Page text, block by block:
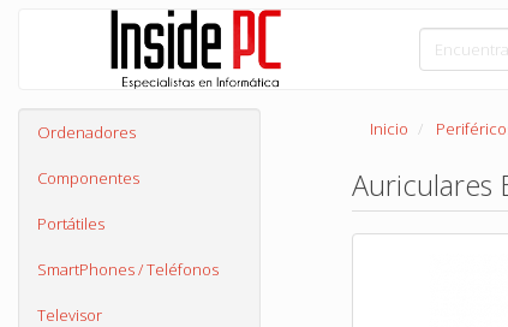
Ordenadores
Componentes
Portátiles
SmartPhones / Teléfonos
Televisor
Inicio
Auriculares